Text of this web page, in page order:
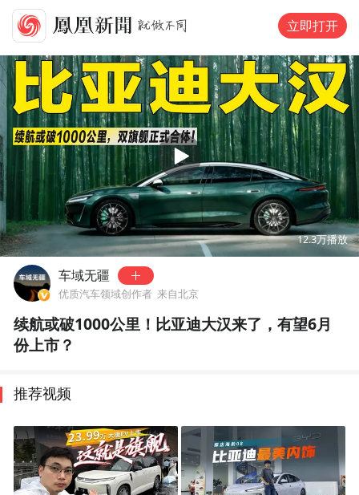
立即打开
00:00 01:21
12.3万播放
车域无疆
优质汽车领域创作者 来自北京
续航或破1000公里！比亚迪大汉来了，有望6月
份上市？
推荐视频